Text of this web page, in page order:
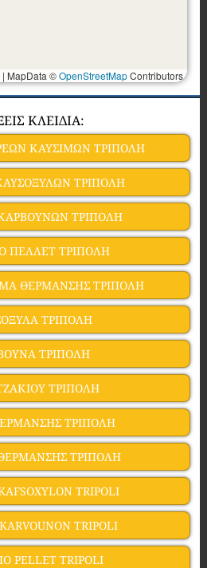
| MapData ©OpenStreetMapContributors
ΚΛΕΙΔΙΑ:
ΚΑΥΣΙΜΩΝ ΤΡΙΠΟΛΗ
ΤΡΙΠΟΛΗ
ΤΡΙΠΟΛΗ
ΠΕΛΛΕΤ ΤΡΙΠΟΛΗ
ΘΕΡΜΑΝΣΗΣ ΤΡΙΠΟΛΗ
ΤΡΙΠΟΛΗ
ΤΡΙΠΟΛΗ
ΤΡΙΠΟΛΗ
ΤΡΙΠΟΛΗ
ΤΡΙΠΟΛΗ
TRIPOLI
TRIPOLI
PELLET TRIPOLI